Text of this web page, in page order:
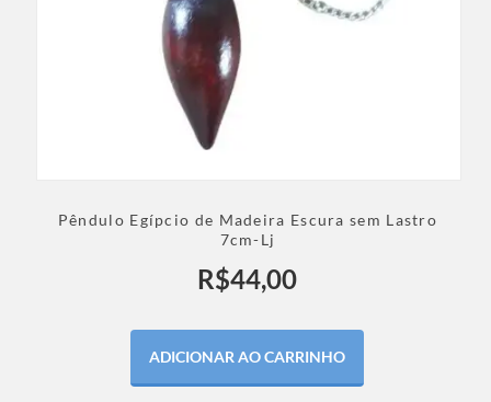
Pêndulo Egípcio de Madeira Escura sem Lastro
7cm-Lj
R$44,00
ADICIONAR AO CARRINHO